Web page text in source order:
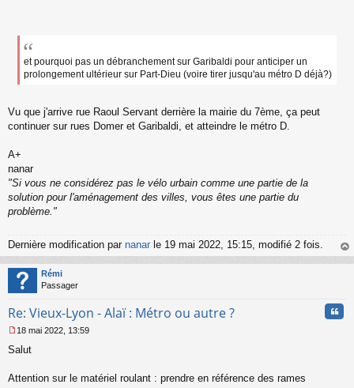
et pourquoi pas un débranchement sur Garibaldi pour anticiper un
prolongement ultérieur sur Part-Dieu (voire tirer jusqu'au métro D déjà?)
Vu que j'arrive rue Raoul Servant derrière la mairie du 7ème, ça peut
continuer sur rues Domer et Garibaldi, et atteindre le métro D.
A+
nanar
"Si vous ne considérez pas le vélo urbain comme une partie de la
solution pour l'aménagement des villes, vous êtes une partie du
problème."
Dernière modification par nanar le 19 mai 2022, 15:15, modifié 2 fois.
au
Rémi
Passager
Re: Vieux-Lyon - Alaï : Métro ou autre ?
e
s
18 mai 2022, 13:59
Salut
Attention sur le matériel roulant : prendre en référence des rames